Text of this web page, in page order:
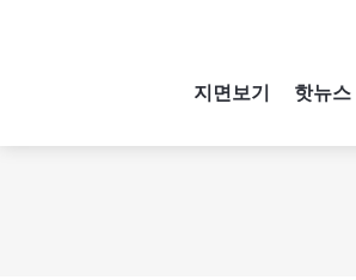
지면보기 핫뉴스